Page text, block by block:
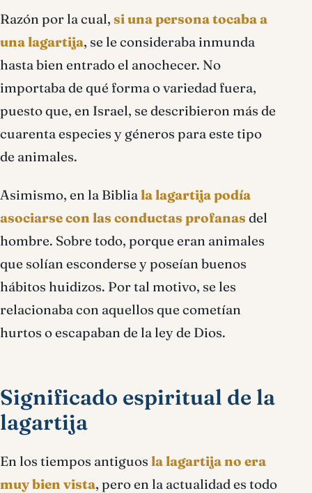
Razón por la cual, si una persona tocaba a
una lagartija, se le consideraba inmunda
hasta bien entrado el anochecer. No
importaba de qué forma o variedad fuera,
puesto que, en Israel, se describieron más de
cuarenta especies y géneros para este tipo
de animales.
Asimismo, en la Bibliala lagartija podía
asociarse con las conductas profanas del
hombre. Sobre todo, porque eran animales
que solían esconderse y poseían buenos
hábitos huidizos. Por tal motivo, se les
relacionaba con aquellos que cometían
hurtos o escapaban de la ley de Dios.
Significado espiritual de la
lagartija
En los tiempos antiguos la lagartija no era
muy bien vista, pero en la actualidad es todo